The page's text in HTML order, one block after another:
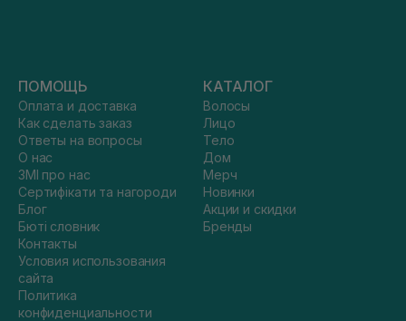
ПОМОЩЬ
Оплата и доставка
Как сделать заказ
Ответы на вопросы
О нас
ЗМІ про нас
Сертифікати та нагороди
Блог
Бюті словник
Контакты
Условия использования
сайта
Политика
конфиденциальности
КАТАЛОГ
Волосы
Лицо
Тело
Дом
Мерч
Новинки
Акции и скидки
Бренды